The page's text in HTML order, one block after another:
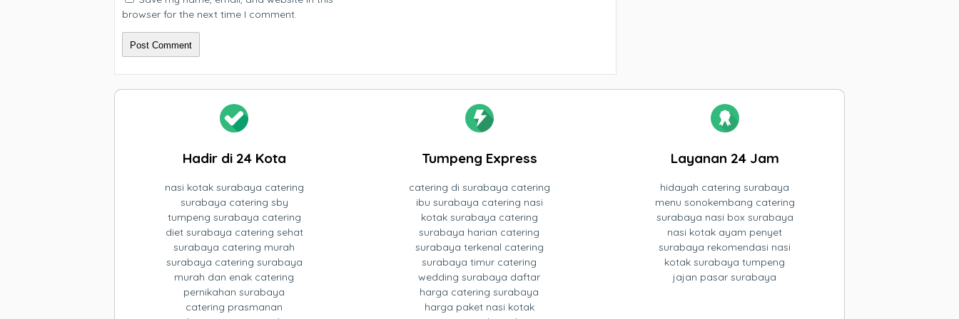
browser for the next time I comment.
Hadir di 24 Kota
nasi kotak surabaya catering
surabaya catering sby
tumpeng surabaya catering
diet surabaya catering sehat
surabaya catering murah
surabaya catering surabaya
murah dan enak catering
pernikahan surabaya
catering prasmanan
Tumpeng Express
catering di surabaya catering
ibu surabaya catering nasi
kotak surabaya catering
surabaya harian catering
surabaya terkenal catering
surabaya timur catering
wedding surabaya daftar
harga catering surabaya
harga paket nasi kotak
Layanan 24 Jam
hidayah catering surabaya
menu sonokembang catering
surabaya nasi box surabaya
nasi kotak ayam penyet
surabaya rekomendasi nasi
kotak surabaya tumpeng
jajan pasar surabaya